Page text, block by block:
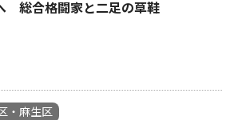
総合格闘家と二足の草鞋
・麻生区